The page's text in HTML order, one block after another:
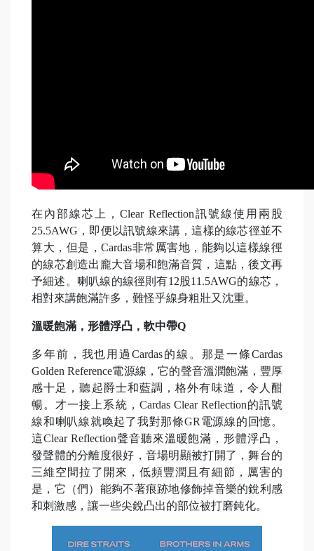
在內部線芯上，Clear Reflection訊號線使用兩股
25.5AWG，即便以訊號線來講，這樣的線芯徑並不
算大，但是，Cardas非常厲害地，能夠以這樣線徑
的線芯創造出龐大音場和飽滿音質，這點，後文再
予細述。喇叭線的線徑則有12股11.5AWG的線芯，
相對來講飽滿許多，難怪乎線身粗壯又沈重。
溫暖飽滿，形體浮凸，軟中帶Q
多年前，我也用過Cardas的線。那是一條Cardas
Golden Reference電源線，它的聲音溫潤飽滿，豐厚
感十足，聽起爵士和藍調，格外有味道，令人酣
暢。才一接上系統，Cardas Clear Reflection的訊號
線和喇叭線就喚起了我對那條GR電源線的回憶。
這Clear Reflection聲音聽來溫暖飽滿，形體浮凸，
發聲體的分離度很好，音場明顯被打開了，舞台的
三維空間拉了開來，低頻豐潤且有細節，厲害的
是，它（們）能夠不著痕跡地修飾掉音樂的銳利感
和刺激感，讓一些尖銳凸出的部位被打磨鈍化。